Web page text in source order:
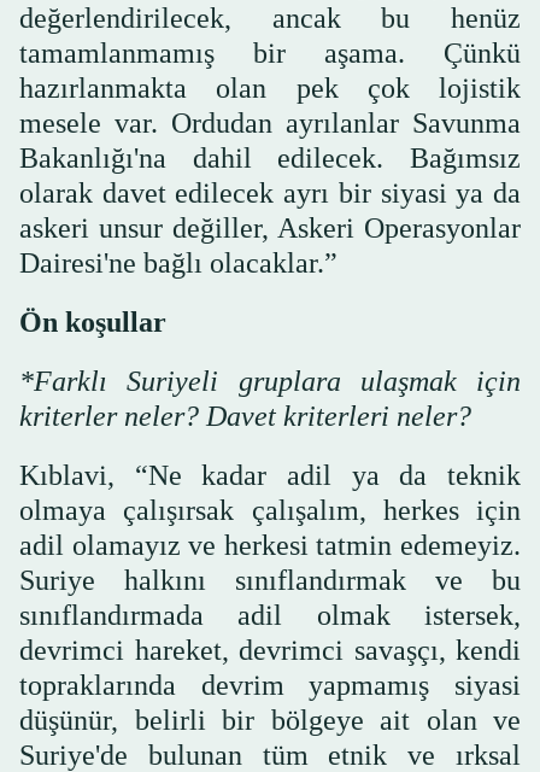
değerlendirilecek, ancak bu henüz
tamamlanmamış bir aşama. Çünkü
hazırlanmakta olan pek çok lojistik
mesele var. Ordudan ayrılanlar Savunma
Bakanlığı'na dahil edilecek. Bağımsız
olarak davet edilecek ayrı bir siyasi ya da
askeri unsur değiller, Askeri Operasyonlar
Dairesi'ne bağlı olacaklar.”
Ön koşullar
*Farklı Suriyeli gruplara ulaşmak için
kriterler neler? Davet kriterleri neler?
Kıblavi, “Ne kadar adil ya da teknik
olmaya çalışırsak çalışalım, herkes için
adil olamayız ve herkesi tatmin edemeyiz.
Suriye halkını sınıflandırmak ve bu
sınıflandırmada adil olmak istersek,
devrimci hareket, devrimci savaşçı, kendi
topraklarında devrim yapmamış siyasi
düşünür, belirli bir bölgeye ait olan ve
Suriye'de bulunan tüm etnik ve ırksal